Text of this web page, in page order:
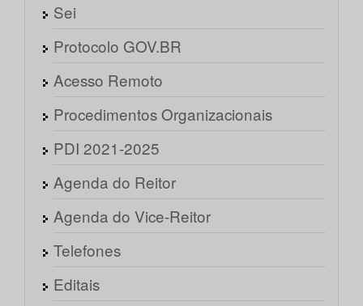
Sei
Protocolo GOV.BR
Acesso Remoto
Procedimentos Organizacionais
PDI 2021-2025
Agenda do Reitor
Agenda do Vice-Reitor
Telefones
Editais